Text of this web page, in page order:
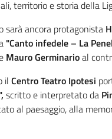
territorio e storia della
sarà ancora protagonista
"Canto infedele – La
Mauro Germinarioal
il Centro Teatro Ipotesi
scritto e interpretato da
al paesaggio, alla